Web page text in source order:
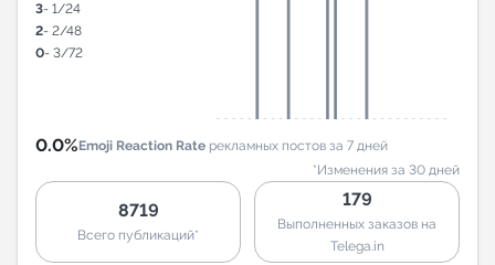
3- 1/24
2- 2/48
0- 3/72
0.0%Emoji Reaction Rate рекламных постов за 7 дней
*Изменения за 30 дней
8719
Всего публикаций*
179
Выполненных заказов на
Telega.in